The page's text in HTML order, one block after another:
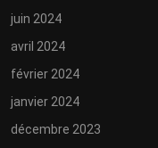
juin 2024
avril 2024
février 2024
janvier 2024
décembre 2023